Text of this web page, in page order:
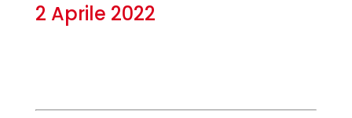
2 Aprile 2022